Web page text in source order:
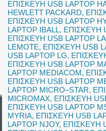
ΕΠΙΣΚΕΥΗ USB LAPTOP
HEWLETT PACKARD,
ΕΠΙΣΚΕΥΗ USB LAPTOP
LAPTOP IBALL, ΕΠΙΣΚΕΥΗ
ΕΠΙΣΚΕΥΗ USB LAPTOP
LEMOTE, ΕΠΙΣΚΕΥΗ USB
USB LAPTOP LG,
ΕΠΙΣΚΕΥΗ USB LAPTOP
LAPTOP MEDIACOM,
ΕΠΙΣΚΕΥΗ USB LAPTOP
LAPTOP MICRO–STAR,
MICROMAX, ΕΠΙΣΚΕΥΗ
ΕΠΙΣΚΕΥΗ USB LAPTOP
MYRIA, ΕΠΙΣΚΕΥΗ USB
LAPTOP NJOY, ΕΠΙΣΚΕΥΗ